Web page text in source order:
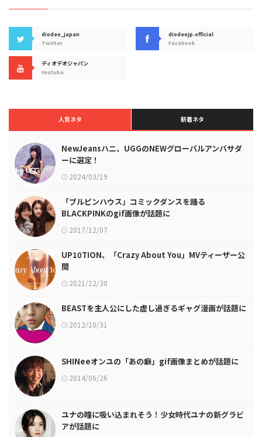
diodeo_japan
Twitter
diodeojp.official
Facebook
ディオデオジャパン
Youtube
人気ネタ 新着ネタ
NewJeansハニ、UGGのNEWグローバルアンバサダ
ーに選定！
2024/03/19
「ブルピンハウス」コミックダンスを踊る
BLACKPINKのgif画像が話題に
2017/12/07
UP10TION、「Crazy About You」MVティーザー公
開
2021/12/30
BEASTを主人公にした虚し過ぎるギャグ漫画が話題に
2012/10/31
SHINeeオンユの「あの癖」gif画像まとめが話題に
2014/06/26
ユナの瞳に吸い込まれそう！少女時代ユナの新グラビ
アが話題に